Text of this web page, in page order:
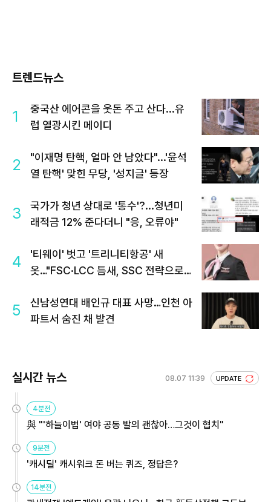
트렌드뉴스
1
중국산 에어콘을 웃돈 주고 산다...유
럽 열광시킨 메이디
2
"이재명 탄핵, 얼마 안 남았다"...'윤석
열 탄핵' 맞힌 무당, '성지글' 등장
3
국가가 청년 상대로 '통수'?...청년미
래적금 12% 준다더니 "응, 오류야"
4
'티웨이' 벗고 '트리니티항공' 새
옷…"FSC·LCC 틈새, SSC 전략으로
5
신남성연대 배인규 대표 사망…인천 아
파트서 숨진 채 발견
실시간 뉴스 08.07 11:39 UPDATE
4분전
與 "'하늘이법' 여야 공동 발의 괜찮아…그것이 협치"
9분전
'캐시딜' 캐시워크 돈 버는 퀴즈, 정답은?
14분전